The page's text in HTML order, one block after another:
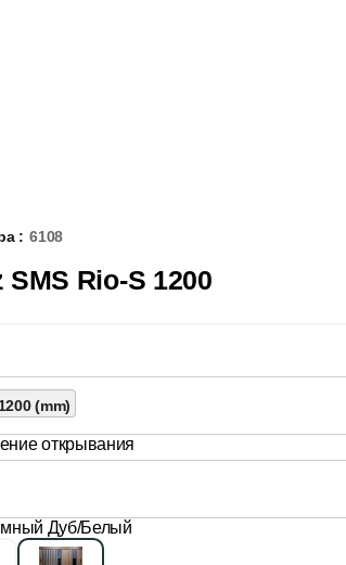
: 6108
SMS Rio-S 1200
(mm)
открывания
Дуб/Белый